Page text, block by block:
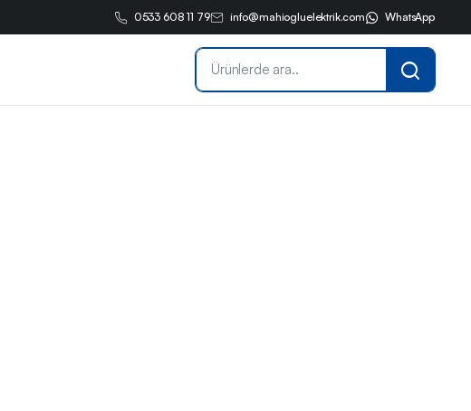
0533 608 11 79 info@mahiogluelektrik.com WhatsApp